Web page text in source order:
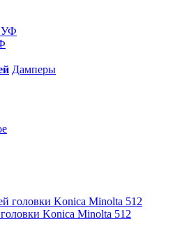
Дамперы
Koniсa Minolta 512